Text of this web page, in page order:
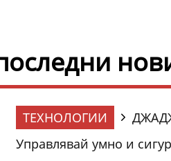
ТЕХНОЛОГИИ
Управлявай умно и